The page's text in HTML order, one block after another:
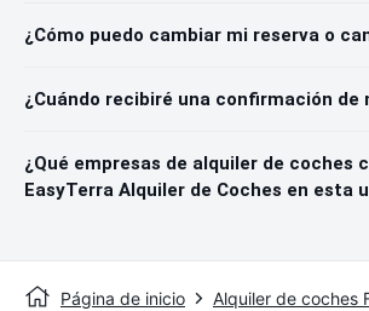
¿Cómo puedo cambiar mi reserva o
¿Cuándo recibiré una confirmación de
¿Qué empresas de alquiler de coches
EasyTerra Alquiler de Coches en esta
Página de inicio Alquiler de coches